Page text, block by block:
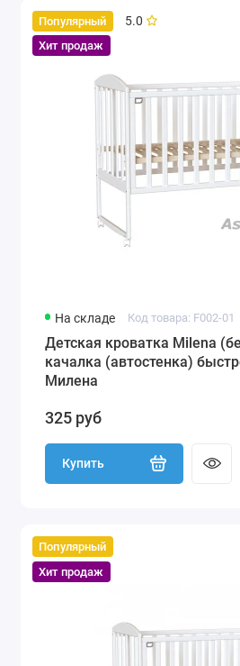
Популярный
Хит продаж
5.0
На складе Код товара: F002-01
Детская кроватка Milena
качалка (автостенка)
Милена
325 руб
Купить
Популярный
Хит продаж